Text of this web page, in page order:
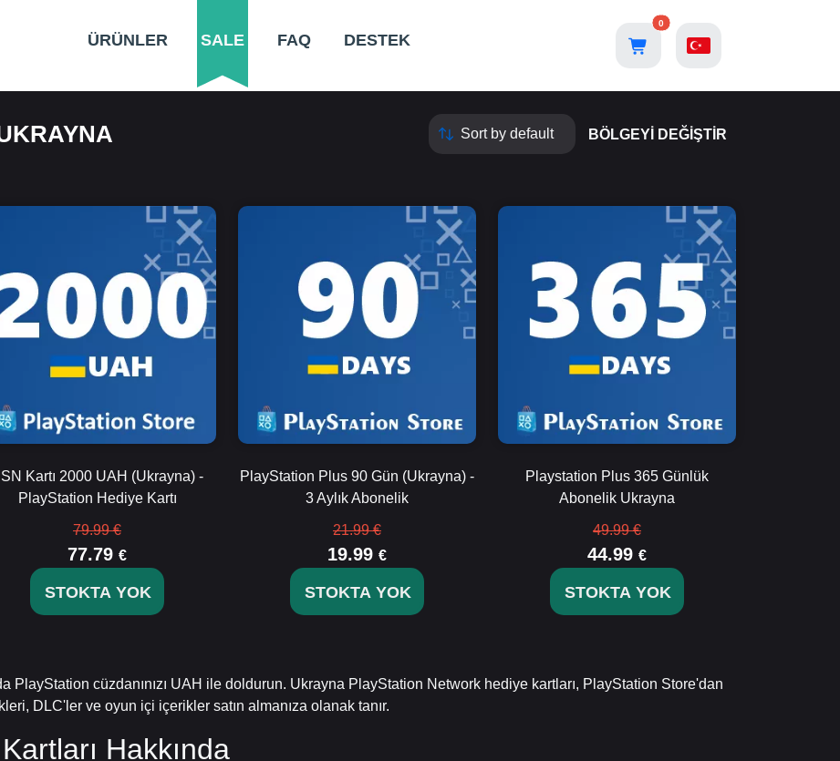
ÜRÜNLER SALE FAQ DESTEK
0
BÖLGEYI DEĞIŞTIR
Kartı 2000 UAH (Ukrayna) -
PlayStation Hediye Kartı
79.99 €
77.79 €
STOKTA YOK
PlayStation Plus 90 Gün (Ukrayna) -
3 Aylık Abonelik
21.99 €
19.99 €
STOKTA YOK
Playstation Plus 365 Günlük
Abonelik Ukrayna
49.99 €
44.99 €
STOKTA YOK
PlayStation cüzdanınızı UAH ile doldurun. Ukrayna PlayStation Network hediye kartları, PlayStation Store'dan
DLC'ler ve oyun içi içerikler satın almanıza olanak tanır.
Hakkında